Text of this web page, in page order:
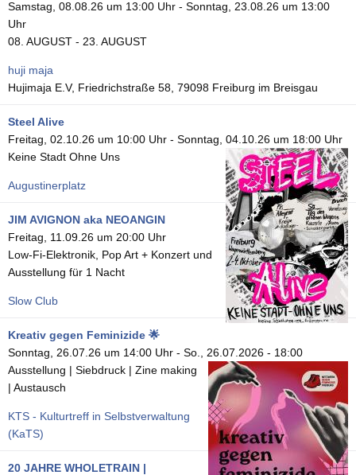
Samstag, 08.08.26 um 13:00 Uhr - Sonntag, 23.08.26 um 13:00
Uhr
08. AUGUST - 23. AUGUST
huji maja
Hujimaja E.V, Friedrichstraße 58, 79098 Freiburg im Breisgau
Steel Alive
Freitag, 02.10.26 um 10:00 Uhr - Sonntag, 04.10.26 um 18:00 Uhr
Keine Stadt Ohne Uns
Augustinerplatz
JIM AVIGNON aka NEOANGIN
Freitag, 11.09.26 um 20:00 Uhr
Low-Fi-Elektronik, Pop Art + Konzert und
Ausstellung für 1 Nacht
Slow Club
Kreativ gegen Feminizide 🌟
Sonntag, 26.07.26 um 14:00 Uhr - So., 26.07.2026 - 18:00
Ausstellung | Siebdruck | Zine making
| Austausch
KTS - Kulturtreff in Selbstverwaltung
(KaTS)
20 JAHRE WHOLETRAIN |